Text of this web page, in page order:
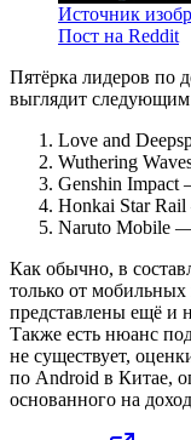
Источник
Пост на Reddit
Пятёрка лидеров по
выглядит следующим
Love and
Wuthering
Genshin
Honkai Star
Naruto Mobile
Как обычно, в
только от
представлены ещё и
Также есть нюанс
не существует,
по Android в Китае,
основанного на